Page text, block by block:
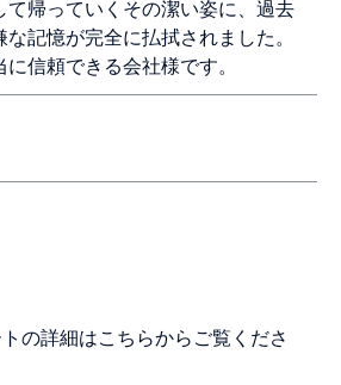
て帰っていくその潔い姿に、過去
な記憶が完全に払拭されました。
に信頼できる会社様です。
の詳細はこちらからご覧くださ